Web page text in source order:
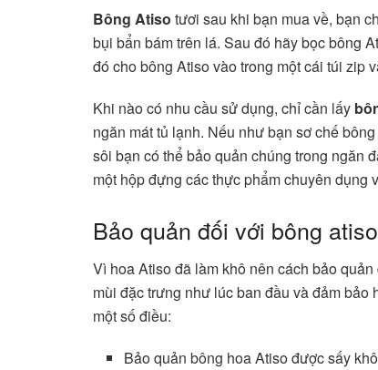
Bông Atiso tươi sau khi bạn mua về, bạn
bụi bẩn bám trên lá. Sau đó hãy bọc bông
đó cho bông Atiso vào trong một cái túi zip
Khi nào có nhu cầu sử dụng, chỉ cần lấy
ngăn mát tủ lạnh. Nếu như bạn sơ chế
sôi bạn có thể bảo quản chúng trong ngăn
một hộp đựng các thực phẩm chuyên dụng
Bảo quản đối với bông
Vì hoa Atiso đã làm khô nên cách bảo
mùi đặc trưng như lúc ban đầu và đảm
một số điều:
Bảo quản bông hoa Atiso được sấy